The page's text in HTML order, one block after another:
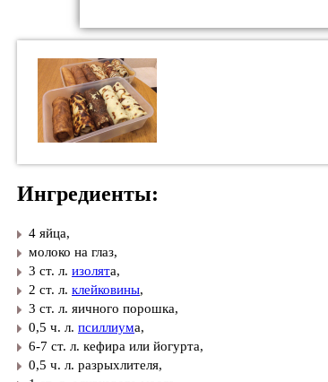
Ингредиенты:
4 яйца,
​молоко на глаз,
​3 ст. л. изолята,
​2 ст. л. клейковины,
​3 ст. л. яичного порошка,
​0,5 ч. л. псиллиума,
​6-7 ст. л. кефира или йогурта,
​0,5 ч. л. разрыхлителя,